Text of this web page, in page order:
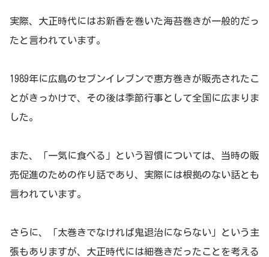
実際、大正時代にはお新香を巻いた海苔巻きが一般的だっ
たと言われています。
1989年に広島のセブンイレブンで恵方巻きが販売されたこ
とがきっかけで、その後は季節行事として全国に広まりま
した。
また、「一気に食べる」という習慣については、当時の販
売促進のための作り話であり、実際には根拠のない話とも
言われています。
さらに、「太巻きでなければ鬼退治にならない」という主
張もありますが、大正時代には細巻きだったことを考える